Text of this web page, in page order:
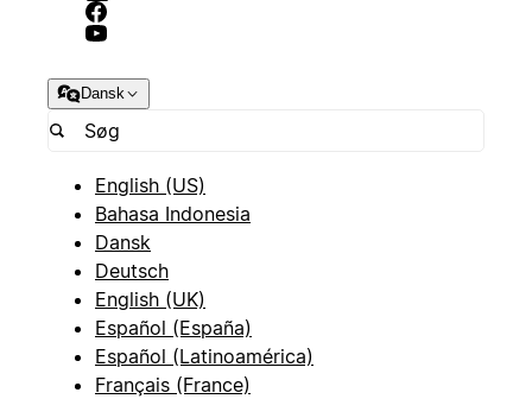
Dansk
English (US)
Bahasa Indonesia
Dansk
Deutsch
English (UK)
Español (España)
Español (Latinoamérica)
Français (France)